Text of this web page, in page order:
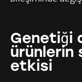
Genetiği
ürünlerin
etkisi